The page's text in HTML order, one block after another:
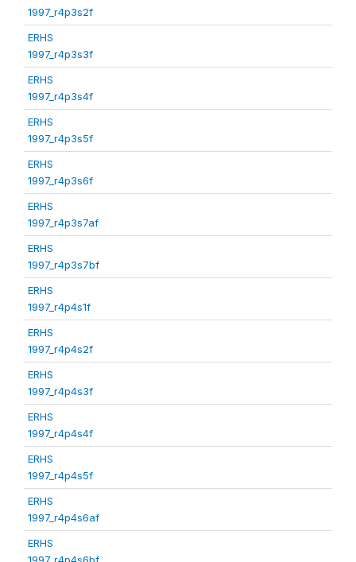
1997_r4p3s2f
ERHS
1997_r4p3s3f
ERHS
1997_r4p3s4f
ERHS
1997_r4p3s5f
ERHS
1997_r4p3s6f
ERHS
1997_r4p3s7af
ERHS
1997_r4p3s7bf
ERHS
1997_r4p4s1f
ERHS
1997_r4p4s2f
ERHS
1997_r4p4s3f
ERHS
1997_r4p4s4f
ERHS
1997_r4p4s5f
ERHS
1997_r4p4s6af
ERHS
1997_r4p4s6bf